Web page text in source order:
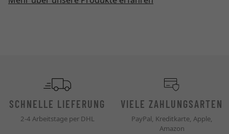
SCHNELLE LIEFERUNG
2-4 Arbeitstage per DHL
VIELE ZAHLUNGSARTEN
PayPal, Kreditkarte, Apple,
Amazon